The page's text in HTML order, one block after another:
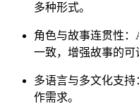
多种形式。
角色与故事连贯性
一致，增强故事的可
多语言与多文化支
作需求。